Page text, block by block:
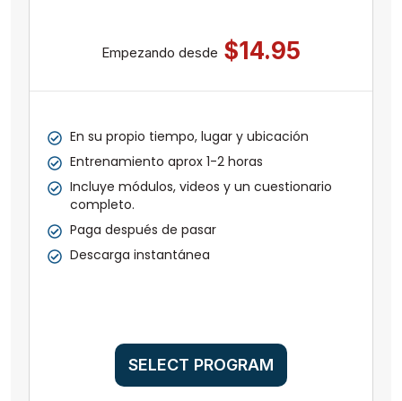
Empezando desde $14.95
En su propio tiempo, lugar y ubicación
Entrenamiento aprox 1-2 horas
Incluye módulos, videos y un cuestionario
completo.
Paga después de pasar
Descarga instantánea
SELECT PROGRAM